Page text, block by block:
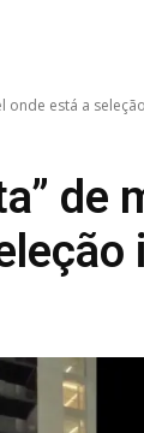
onde está a
de